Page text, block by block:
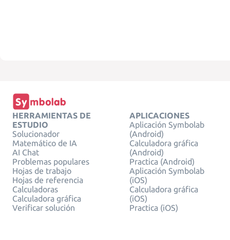
HERRAMIENTAS DE
ESTUDIO
Solucionador
Matemático de IA
AI Chat
Problemas populares
Hojas de trabajo
Hojas de referencia
Calculadoras
Calculadora gráfica
Verificar solución
APLICACIONES
Aplicación Symbolab
(Android)
Calculadora gráfica
(Android)
Practica (Android)
Aplicación Symbolab
(iOS)
Calculadora gráfica
(iOS)
Practica (iOS)